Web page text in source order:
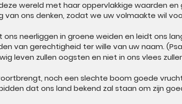
wereld met haar oppervlakkige waarden en
ons denken, zodat we uw volmaakte wil
neerliggen in groene weiden en leidt ons
van gerechtigheid ter wille van uw naam.
leven zullen oogsten en niet in ons vlees
noch een slechte boom goede
dat ons land bekend zal staan om zijn